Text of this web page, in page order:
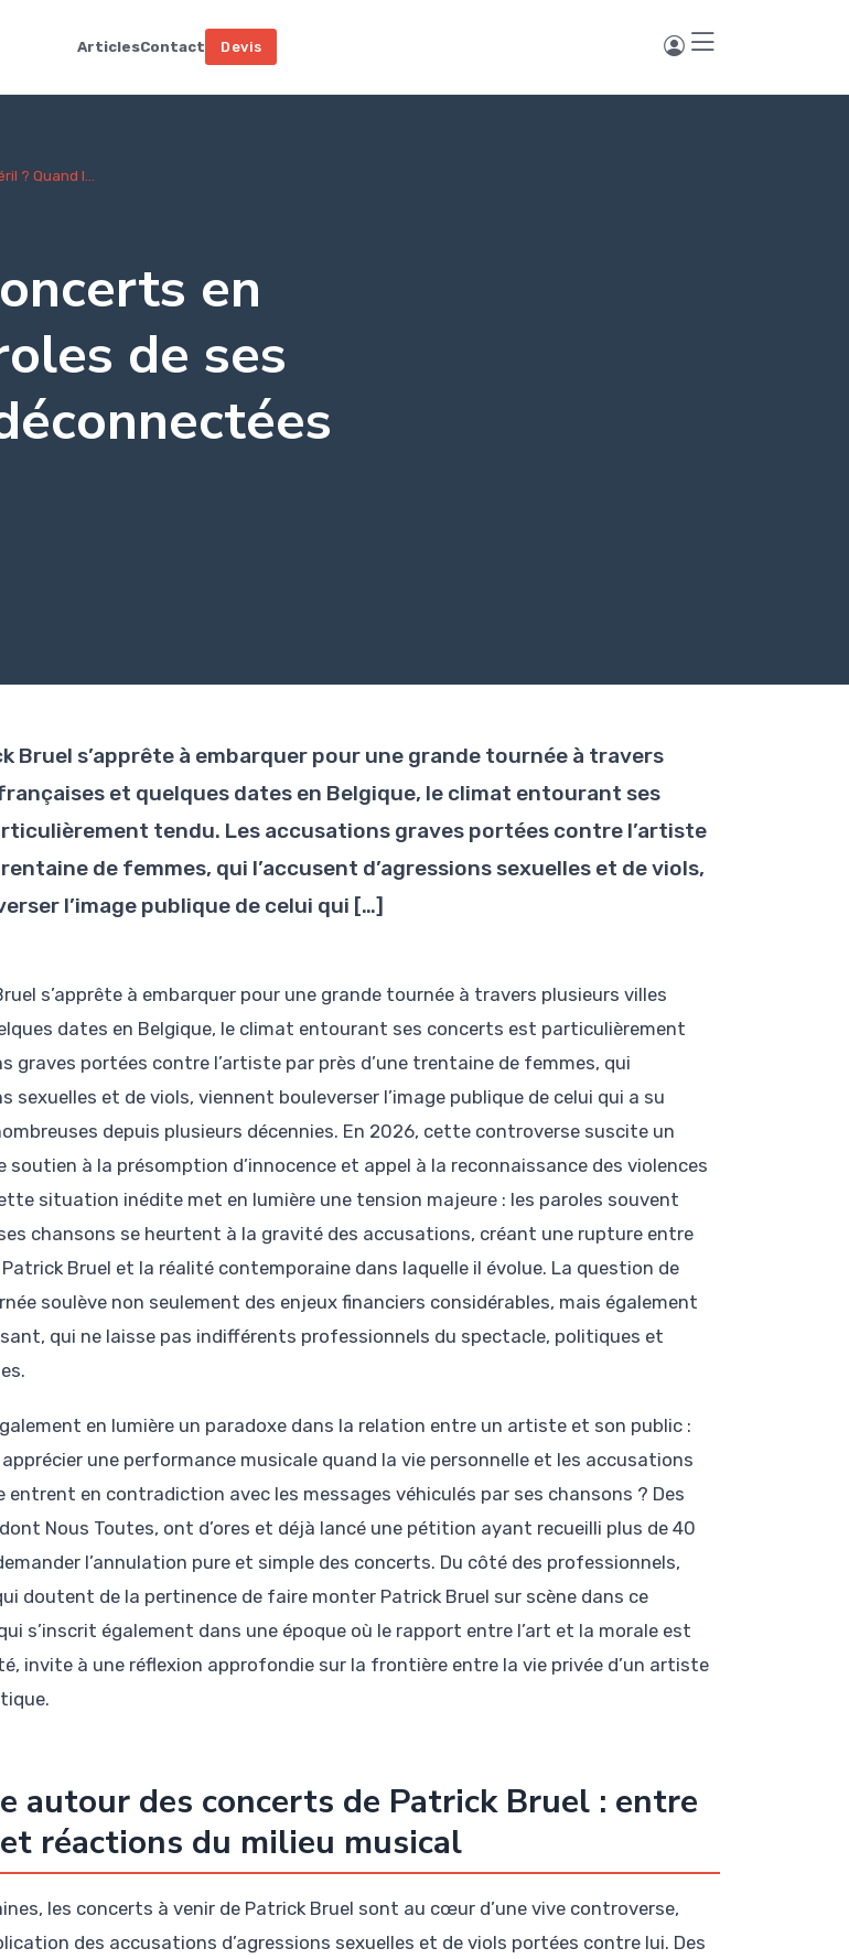
ArticlesContact Devis
? Quand l...
en
de ses
Bruel s’apprête à embarquer pour une grande tournée à travers
et quelques dates en Belgique, le climat entourant ses
tendu. Les accusations graves portées contre l’artiste
de femmes, qui l’accusent d’agressions sexuelles et de viols,
l’image publique de celui qui […]
s’apprête à embarquer pour une grande tournée à travers plusieurs villes
dates en Belgique, le climat entourant ses concerts est particulièrement
graves portées contre l’artiste par près d’une trentaine de femmes, qui
sexuelles et de viols, viennent bouleverser l’image publique de celui qui a su
depuis plusieurs décennies. En 2026, cette controverse suscite un
à la présomption d’innocence et appel à la reconnaissance des violences
situation inédite met en lumière une tension majeure : les paroles souvent
chansons se heurtent à la gravité des accusations, créant une rupture entre
Bruel et la réalité contemporaine dans laquelle il évolue. La question de
soulève non seulement des enjeux financiers considérables, mais également
qui ne laisse pas indifférents professionnels du spectacle, politiques et
en lumière un paradoxe dans la relation entre un artiste et son public :
une performance musicale quand la vie personnelle et les accusations
entrent en contradiction avec les messages véhiculés par ses chansons ? Des
Nous Toutes, ont d’ores et déjà lancé une pétition ayant recueilli plus de 40
l’annulation pure et simple des concerts. Du côté des professionnels,
doutent de la pertinence de faire monter Patrick Bruel sur scène dans ce
s’inscrit également dans une époque où le rapport entre l’art et la morale est
invite à une réflexion approfondie sur la frontière entre la vie privée d’un artiste
autour des concerts de Patrick Bruel : entre
réactions du milieu musical
les concerts à venir de Patrick Bruel sont au cœur d’une vive controverse,
des accusations d’agressions sexuelles et de viols portées contre lui. Des